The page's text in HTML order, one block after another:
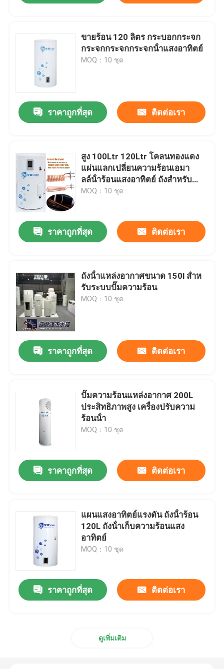
เกี่ยวกับเรา
การควบคุมคุณภาพ
ติดต่อเรา
ข่าว
ขายร้อน 120 ลิตร กระบอกกระจก
กระจกกระจกกระจกน้ําแสงอาทิตย์
MOQ：10 ชุด
ราคาถูกที่สุด ติดต่อเรา
สูง 100Ltr 120Ltr โคลนทองแดง
แผ่นแลกเปลี่ยนความร้อนเอมา
ลล์น้ําร้อนแสงอาทิตย์ ถังสําหรับ
อาคารอาศัย
MOQ：10 ชุด
ราคาถูกที่สุด ติดต่อเรา
ถังน้ําแหล่งอากาศขนาด 150l สําห
รับระบบปั๊มความร้อน
MOQ：10 ชุด
ราคาถูกที่สุด ติดต่อเรา
ปั๊มความร้อนแหล่งอากาศ 200L
ประสิทธิภาพสูง เครื่องปรับความ
ร้อนน้ํา
MOQ：10 ชุด
ราคาถูกที่สุด ติดต่อเรา
แผนแสงอาทิตย์แรงดัน ถังน้ําร้อน
120L ถังน้ําเก็บความร้อนแสง
อาทิตย์
MOQ：10 ชุด
ราคาถูกที่สุด ติดต่อเรา
ดูเพิ่มเติม